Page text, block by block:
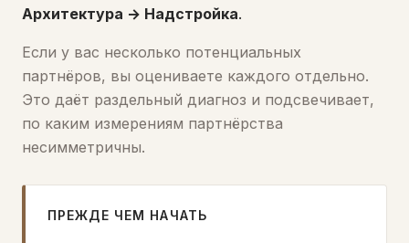
Архитектура → Надстройка.
Если у вас несколько потенциальных
партнёров, вы оцениваете каждого отдельно.
Это даёт раздельный диагноз и подсвечивает,
по каким измерениям партнёрства
несимметричны.
ПРЕЖДЕ ЧЕМ НАЧАТЬ